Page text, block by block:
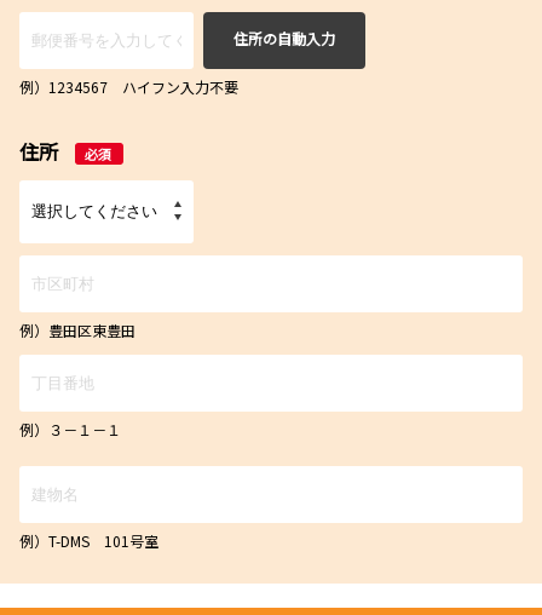
住所の自動入力
例）1234567 ハイフン入力不要
住所 必須
例）豊田区東豊田
例）３－１－１
例）T-DMS 101号室